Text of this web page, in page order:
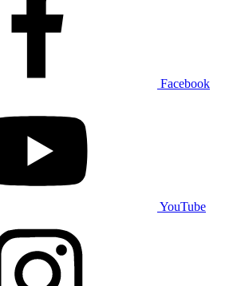
Facebook
YouTube